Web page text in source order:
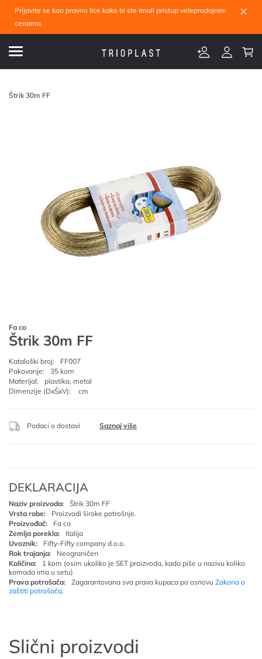
Prijavite se kao pravno lice kako bi ste imali pristup veleprodajnim
cenama.
×
Štrik 30m FF
Fa co
Štrik 30m FF
Kataloški broj:
FF007
Pakovanje:
35 kom
Materijal:
plastika, metal
Dimenzije (DxŠxV):
cm
Podaci o dostavi Saznaj više
DEKLARACIJA
Naziv proizvoda:
Štrik 30m FF
Vrsta robe:
Proizvodi široke potrošnje.
Proizvođač:
Fa co
Zemlja porekla:
Italija
Uvoznik:
Fifty-Fifty company d.o.o.
Rok trajanja:
Neograničen
Količina:
1 kom (osim ukoliko je SET proizvoda, kada piše u nazivu koliko
komada ima u setu)
Prava potrošača:
Zagarantovana sva prava kupaca po osnovu Zakona o
zaštiti potrošača.
Slični proizvodi